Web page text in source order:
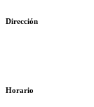
Dirección
Horario